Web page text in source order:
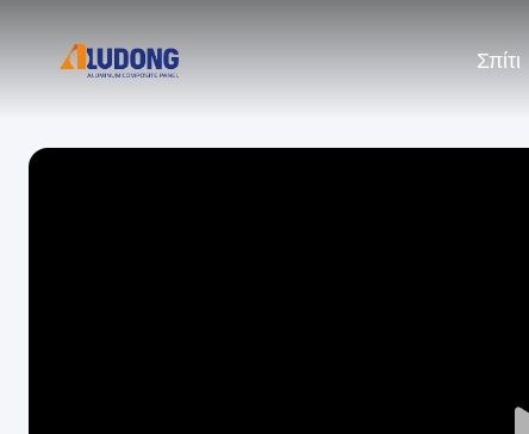
Σπίτι